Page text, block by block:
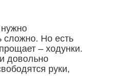
сложно. Но есть
– ходунки.
довольно
руки,